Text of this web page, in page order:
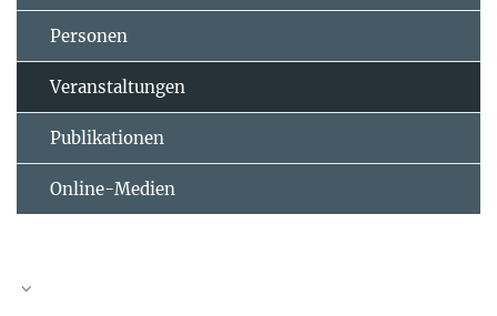
Personen
Veranstaltungen
Publikationen
Online-Medien